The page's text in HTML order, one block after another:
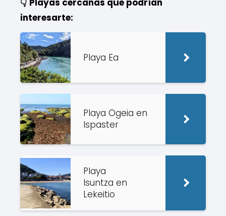
👇 Playas cercanas que podrían
interesarte:
Playa Ea
Playa Ogeia en
Ispaster
Playa
Isuntza en
Lekeitio